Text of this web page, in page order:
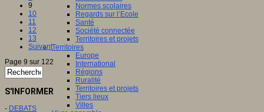
Normes scolaires
Regards sur l’Ecole
Santé
Société connectée
Territoires et projets
Territoires
Europe
International
Régions
Ruralité
Territoires et projets
Tiers lieux
Villes
9
10
11
12
13
Suivant
Page 9 sur 122
S'INFORMER
- DEBATS